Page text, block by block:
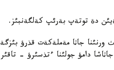
دة توتةپ بةرئپ كةلگةنبئز.
جاثا مةملةكةت قذرؤ بئزگة
دامؤ جولئنا ءتذسئرؤ - تاقئر